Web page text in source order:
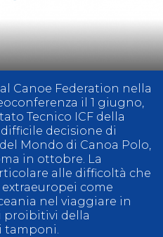
Canoe Federation nella
il 1 giugno,
Tecnico ICF della
decisione di
Mondo di Canoa Polo,
in ottobre. La
alle difficoltà che
come
nel viaggiare in
proibitivi della
tamponi.